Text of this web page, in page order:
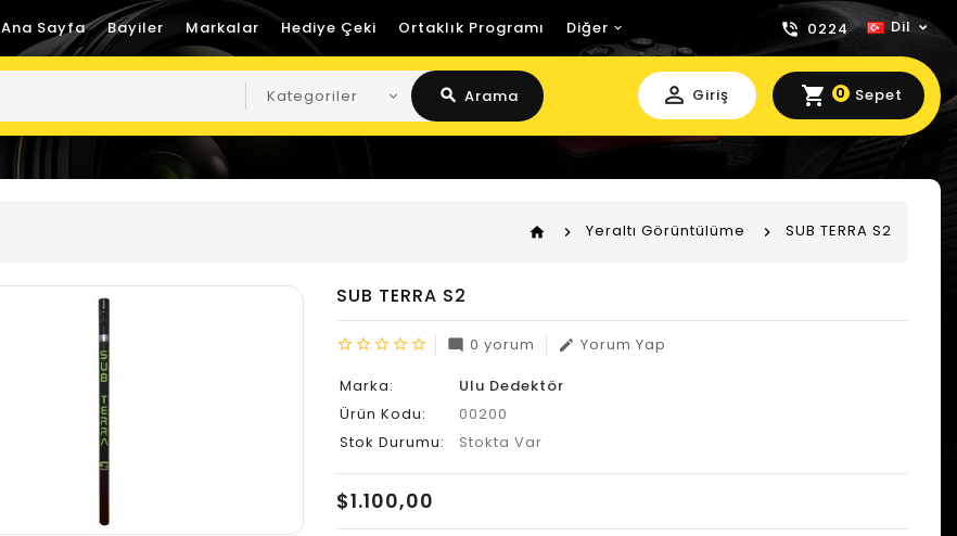
Ana Sayfa Bayiler Markalar Hediye Çeki Ortaklık Programı Diğer 0224 Dil
search Arama perm_identity Giriş shopping_cart Sepet
0
home Yeraltı Görüntülüme SUB TERRA S2
SUB TERRA S2
star_borderstar_borderstar_borderstar_borderstar_border mode_comment 0 yorum edit Yorum Yap
Marka:
Ulu Dedektör
Ürün Kodu:
00200
Stok Durumu:
Stokta Var
$1.100,00